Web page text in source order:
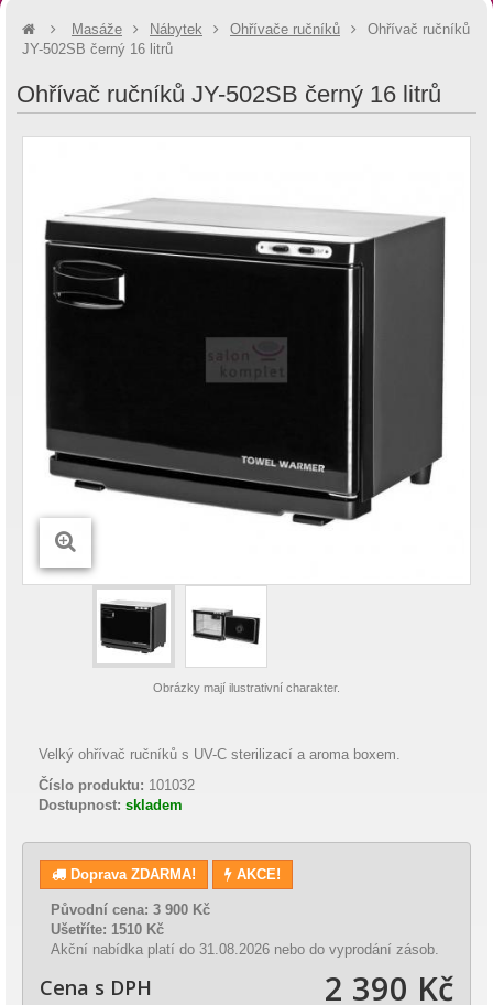
Masáže Nábytek Ohřívače ručníků
Ohřívač ručníků
JY-502SB černý 16 litrů
Ohřívač ručníků JY-502SB černý 16 litrů
Obrázky mají ilustrativní charakter.
Velký ohřívač ručníků s UV-C sterilizací a aroma boxem.
Číslo produktu: 101032
Dostupnost: skladem
Doprava ZDARMA! AKCE!
Původní cena: 3 900 Kč
Ušetříte: 1510 Kč
Akční nabídka platí do 31.08.2026 nebo do vyprodání zásob.
Cena s DPH 2 390 Kč